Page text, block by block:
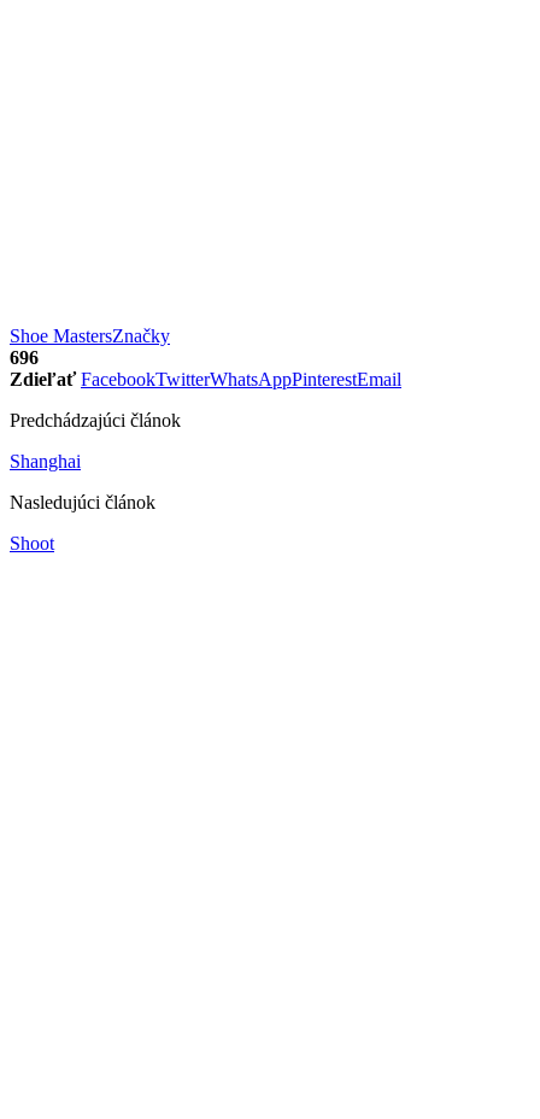
Shoe MastersZnačky
696
Zdieľať FacebookTwitterWhatsAppPinterestEmail
Predchádzajúci článok
Shanghai
Nasledujúci článok
Shoot